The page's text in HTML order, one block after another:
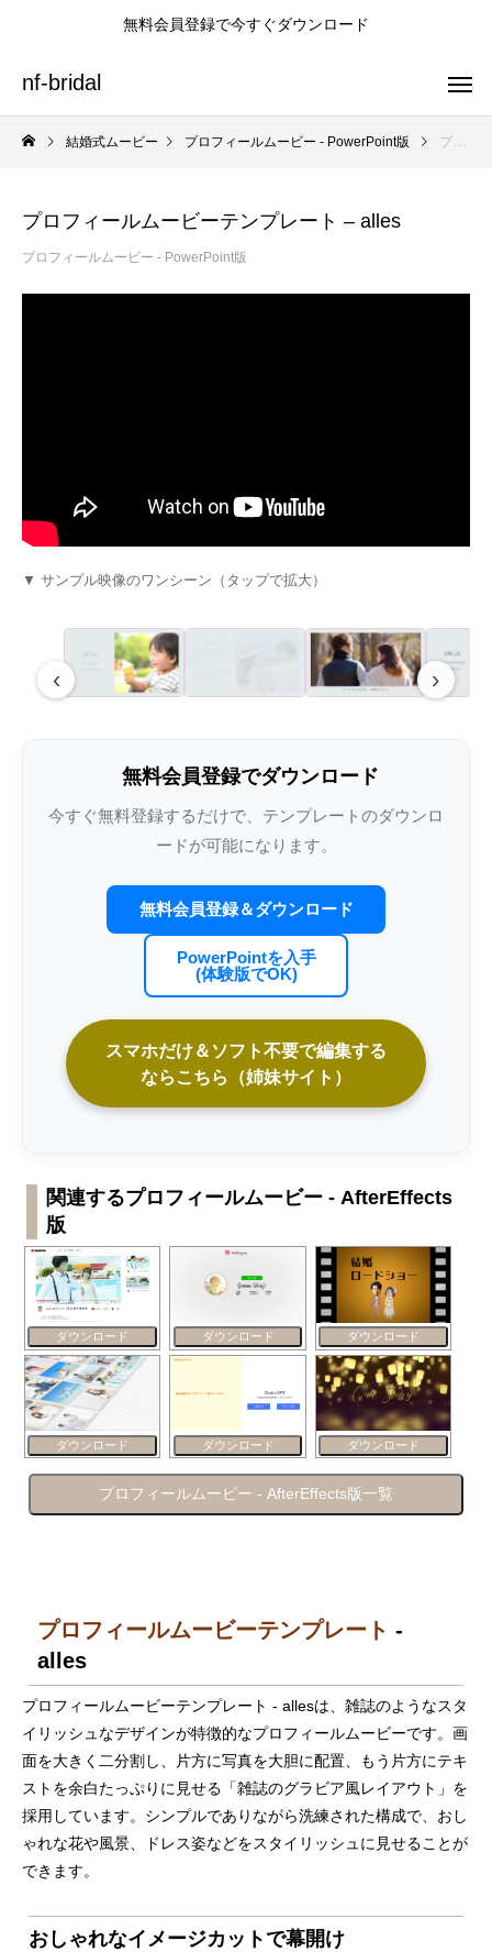
無料会員登録で今すぐダウンロード
nf-bridal
プロフィールムービーテンプレート
Youtube風プロフィールムービーテンプレ
ート – lovetube
ート – weddingram
結婚式プロフィールムービーの写真枚数｜
3分5分7分別の最適枚数・1枚あたり秒数・
各パート配分・写真不足対策の早見表
ガイド｜BGM市販
オープニングムービーテンプレート
エヴァ風オープニングムービーテンプレー
ト – weddingerion
ンプレート –
家族婚・少人数挙式向けオープニングムー
ビー完全ガイド｜アットホームな感動演出
選び完全ガイド｜
料比較・カスタマ
エンドロールテンプレート
手描きイラストがかわいいエンドロールム
ービーテンプレート – illust
ルムービーテンプ
結婚式エンドロールにおすすめの
RADWIMPS人気曲｜選曲とISUM著作権ガ
著作権と選曲ガイド
結婚式ムービー プロフィールムービー - PowerPoint版 プロフィールムービーテンプレート – alles
プロフィールムービーテンプレート – alles
プロフィールムービー - PowerPoint版
▼ サンプル映像のワンシーン（タップで拡大）
‹ ›
無料会員登録でダウンロード
今すぐ無料登録するだけで、テンプレートのダウンロ
ードが可能になります。
無料会員登録＆ダウンロード
PowerPointを入手
(体験版でOK)
スマホだけ＆ソフト不要で編集する
ならこちら（姉妹サイト）
関連するプロフィールムービー - AfterEffects
版
ダウンロード ダウンロード ダウンロード
ダウンロード ダウンロード ダウンロード
プロフィールムービー - AfterEffects版一覧
プロフィールムービーテンプレート -
alles
プロフィールムービーテンプレート - allesは、雑誌のようなスタ
イリッシュなデザインが特徴的なプロフィールムービーです。画
面を大きく二分割し、片方に写真を大胆に配置、もう片方にテキ
ストを余白たっぷりに見せる「雑誌のグラビア風レイアウト」を
採用しています。シンプルでありながら洗練された構成で、おし
ゃれな花や風景、ドレス姿などをスタイリッシュに見せることが
できます。
おしゃれなイメージカットで幕開け